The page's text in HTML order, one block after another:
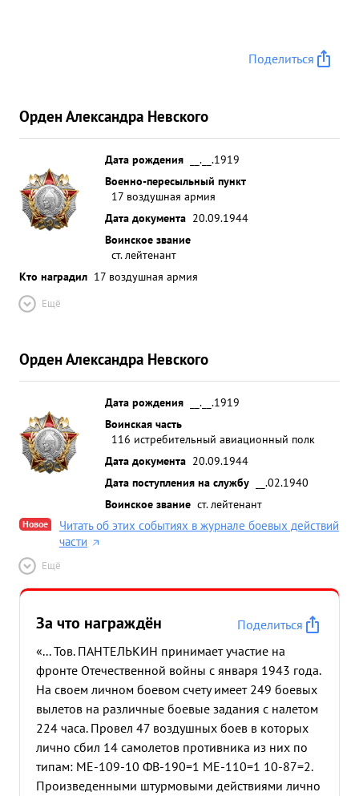
ТЕЛЬКИНА. Штурмовики без потерь выполнили
фашистских стервятников. До конца предан делу
партии ЛЕНИНА-СТАЛИНА. ...»
Поделиться
Орден Александра Невского
Дата рождения
__.__.1919
Военно-пересыльный пункт
17 воздушная армия
Дата документа 20.09.1944
Воинское звание
ст. лейтенант
Кто наградил 17 воздушная армия
Ещё
Орден Александра Невского
Дата рождения
__.__.1919
Воинская часть
116 истребительный авиационный полк
Дата документа 20.09.1944
Дата поступления на службу
__.02.1940
Воинское звание ст. лейтенант
Новое
Читать об этих событиях в журнале боевых действий
части
Ещё
За что награждён
Поделиться
«... Тов. ПАНТЕЛЬКИН принимает участие на
фронте Отечественной войны с января 1943 года.
На своем личном боевом счету имеет 249 боевых
вылетов на различные боевые задания с налетом
224 часа. Провел 47 воздушных боев в которых
лично сбил 14 самолетов противника из них по
типам: МЕ-109-10 ФВ-190=1 МЕ-110=1 10-87=2.
Произведенными штурмовыми действиями лично